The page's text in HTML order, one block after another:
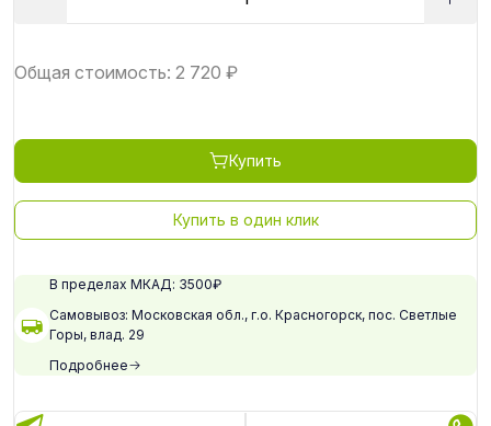
Общая стоимость: 2 720 ₽
Купить
Купить в один клик
В пределах МКАД: 3500₽
Самовывоз: Московская обл., г.о. Красногорск, пос. Светлые
Горы, влад. 29
Подробнее